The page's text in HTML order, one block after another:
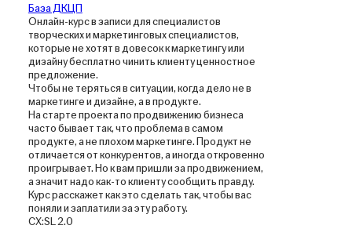
База ДКЦП
Онлайн-курс в записи для специалистов
творческих и маркетинговых специалистов,
которые не хотят в довесок к маркетингу или
дизайну бесплатно чинить клиенту ценностное
предложение.
Чтобы не теряться в ситуации, когда дело не в
маркетинге и дизайне, а в продукте.
На старте проекта по продвижению бизнеса
часто бывает так, что проблема в самом
продукте, а не плохом маркетинге. Продукт не
отличается от конкурентов, а иногда откровенно
проигрывает. Но к вам пришли за продвижением,
а значит надо как-то клиенту сообщить правду.
Курс расскажет как это сделать так, чтобы вас
поняли и заплатили за эту работу.
CX:SL 2.0